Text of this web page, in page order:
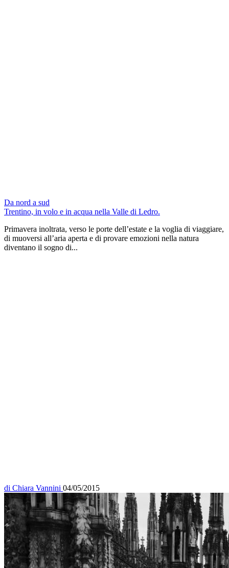
Da nord a sud
Trentino, in volo e in acqua nella Valle di Ledro.
Primavera inoltrata, verso le porte dell’estate e la voglia di viaggiare,
di muoversi all’aria aperta e di provare emozioni nella natura
diventano il sogno di...
di Chiara Vannini 04/05/2015